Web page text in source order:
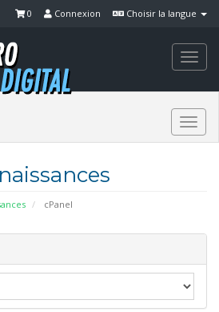
Choisir la langue
Connexion
0
cPanel